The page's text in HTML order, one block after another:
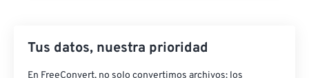
Tus datos, nuestra prioridad